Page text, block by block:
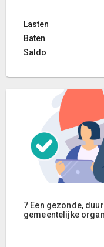
Lasten
Baten
Saldo
7 Een gezonde,
gemeentelijke